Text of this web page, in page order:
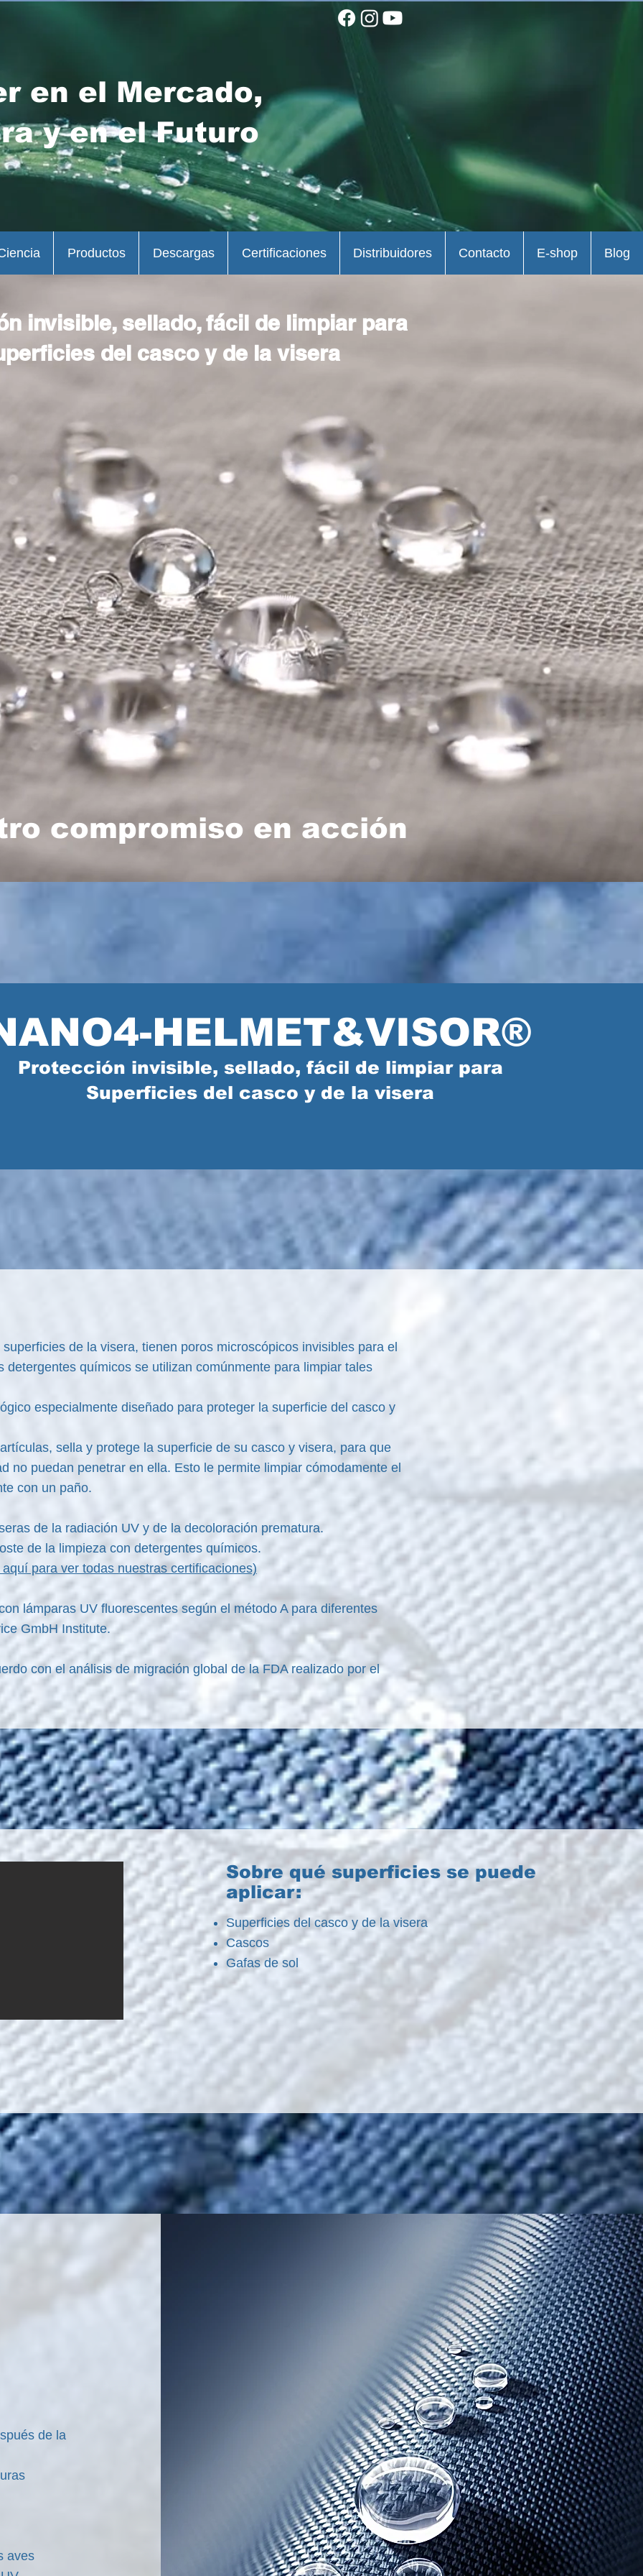
en el Mercado,
y en el Futuro
invisible, sellado, fácil de limpiar para
del casco y de la visera
compromiso en acción
HELMET&VISOR®
Protección invisible, sellado, fácil de limpiar para
Superficies del casco y de la visera
de la visera, tienen poros microscópicos invisibles para el
químicos se utilizan comúnmente para limpiar tales
especialmente diseñado para proteger la superficie del casco y
sella y protege la superficie de su casco y visera, para que
no puedan penetrar en ella. Esto le permite limpiar cómodamente el
con un paño.
de la radiación UV y de la decoloración prematura.
de la limpieza con detergentes químicos.
para ver todas nuestras certificaciones)
lámparas UV fluorescentes según el método A para diferentes
GmbH Institute.
con el análisis de migración global de la FDA realizado por el
Sobre qué superficies se puede
aplicar:
Superficies del casco y de la visera
Cascos
Gafas de sol
de la
aves
Productos Descargas Certificaciones Distribuidores Contacto E-shop Blog